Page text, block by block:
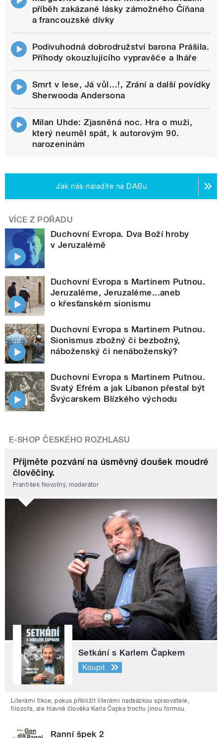
příběh zakázané lásky zámožného Číňana
a francouzské dívky
Podivuhodná dobrodružství barona Prášila.
Příhody okouzlujícího vypravěče a lháře
Smrt v lese, Já vůl…!, Zrání a další povídky
Sherwooda Andersona
Milan Uhde: Zjasněná noc. Hra o muži,
který neuměl spát, k autorovým 90.
narozeninám
Jak nás naladíte na DABu
VÍCE Z POŘADU
Duchovní Evropa. Dva Boží hroby
v Jeruzalémě
Duchovní Evropa s Martinem Putnou.
Jeruzaléme, Jeruzaléme...aneb
o křesťanském sionismu
Duchovní Evropa s Martinem Putnou.
Sionismus zbožný či bezbožný,
náboženský či nenáboženský?
Duchovní Evropa s Martinem Putnou.
Svatý Efrém a jak Libanon přestal být
Švýcarskem Blízkého východu
E-SHOP ČESKÉHO ROZHLASU
Přijměte pozvání na úsměvný doušek moudré
člověčiny.
František Novotný, moderátor
Setkání s Karlem Čapkem
Koupit
Literární fikce, pokus přiblížit literární nadsázkou spisovatele,
filozofa, ale hlavně člověka Karla Čapka trochu jinou formou.
Ranní špek 2